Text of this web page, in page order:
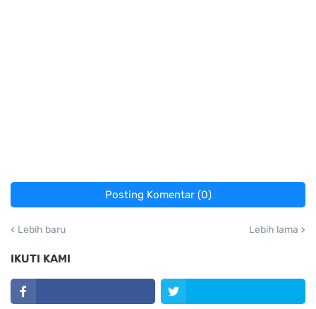
Posting Komentar (0)
Lebih baru Lebih lama
IKUTI KAMI